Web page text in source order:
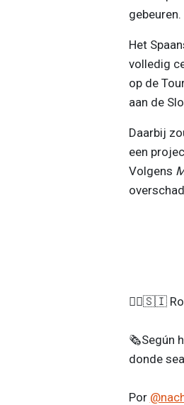
gebeuren.
Het
volledig
op de
aan de
Daarbij
een
Volgens
🚴‍♂️🇸🇮
🗞️Según
donde
Por